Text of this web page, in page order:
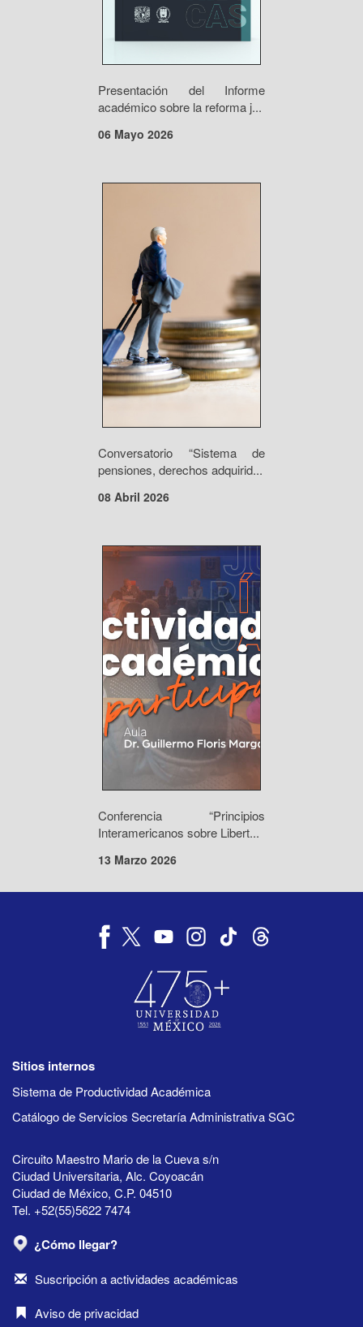
Presentación del Informe
académico sobre la reforma j...
06 Mayo 2026
Conversatorio “Sistema de
pensiones, derechos adquirid...
08 Abril 2026
Conferencia “Principios
Interamericanos sobre Libert...
13 Marzo 2026
Sitios internos
Sistema de Productividad Académica
Catálogo de Servicios Secretaría Administrativa SGC
Circuito Maestro Mario de la Cueva s/n
Ciudad Universitaria, Alc. Coyoacán
Ciudad de México, C.P. 04510
Tel. +52(55)5622 7474
¿Cómo llegar?
Suscripción a actividades académicas
Aviso de privacidad